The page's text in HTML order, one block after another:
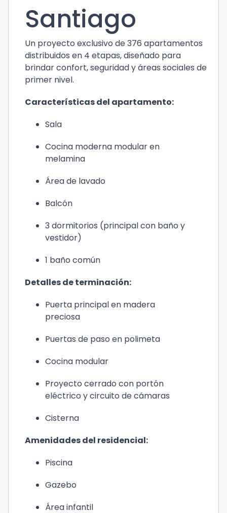
Santiago
Un proyecto exclusivo de 376 apartamentos
distribuidos en 4 etapas, diseñado para
brindar confort, seguridad y áreas sociales de
primer nivel.
Características del apartamento:
Sala
Cocina moderna modular en
melamina
Área de lavado
Balcón
3 dormitorios (principal con baño y
vestidor)
1 baño común
Detalles de terminación:
Puerta principal en madera
preciosa
Puertas de paso en polimeta
Cocina modular
Proyecto cerrado con portón
eléctrico y circuito de cámaras
Cisterna
Amenidades del residencial:
Piscina
Gazebo
Área infantil